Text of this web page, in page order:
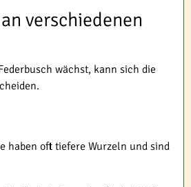
verschiedenen
wächst, kann sich die
haben oft tiefere Wurzeln und sind